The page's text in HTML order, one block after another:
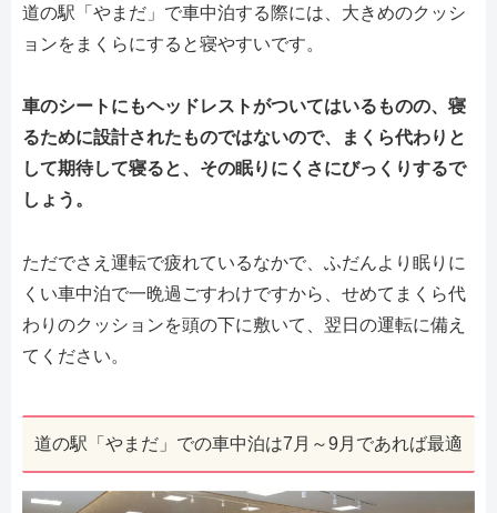
道の駅「やまだ」で車中泊する際には、大きめのクッシ
ョンをまくらにすると寝やすいです。
車のシートにもヘッドレストがついてはいるものの、寝
るために設計されたものではないので、まくら代わりと
して期待して寝ると、その眠りにくさにびっくりするで
しょう。
ただでさえ運転で疲れているなかで、ふだんより眠りに
くい車中泊で一晩過ごすわけですから、せめてまくら代
わりのクッションを頭の下に敷いて、翌日の運転に備え
てください。
道の駅「やまだ」での車中泊は7月～9月であれば最適